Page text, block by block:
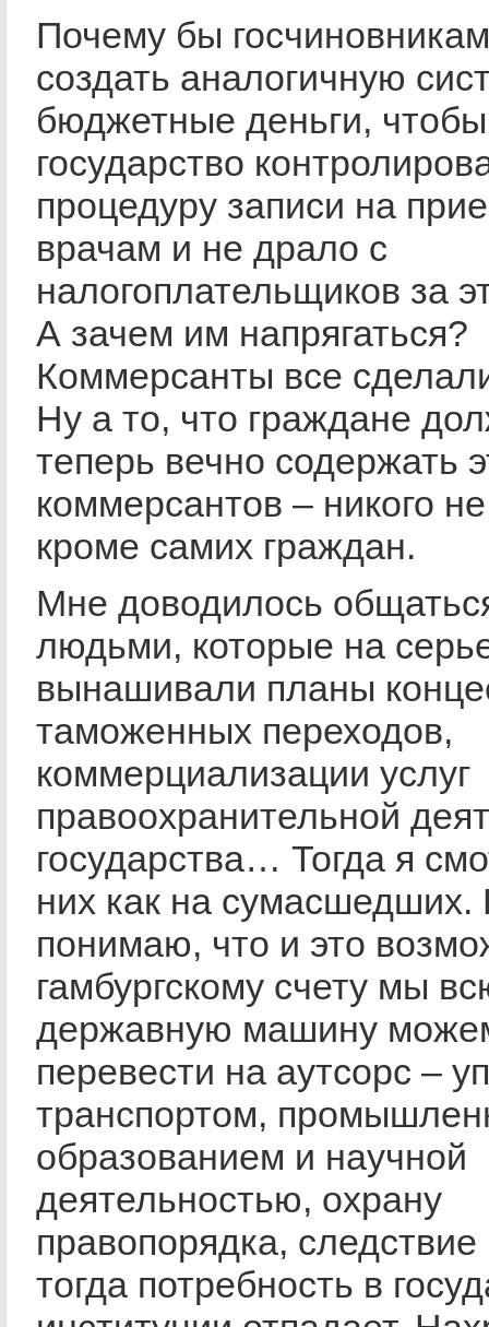
Почему бы
создать аналогичную
бюджетные деньги, чтобы
государство
процедуру записи на
врачам и не драло с
налогоплательщиков за
А зачем им напрягаться?
Коммерсанты все
Ну а то, что граждане
теперь вечно содержать
коммерсантов – никого
кроме самих граждан.
Мне доводилось
людьми, которые на
вынашивали планы
таможенных переходов,
коммерциализации услуг
правоохранительной
государства… Тогда я
них как на сумасшедших.
понимаю, что и это
гамбургскому счету мы
державную машину
перевести на аутсорс –
транспортом,
образованием и научной
деятельностью, охрану
правопорядка,
тогда потребность в